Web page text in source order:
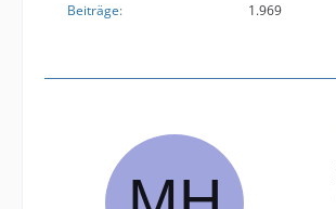
Beiträge
1.969